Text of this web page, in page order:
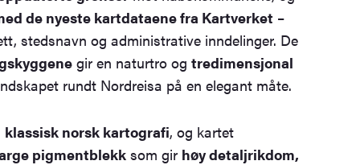
de nyeste kartdataene fra Kartverket–
stedsnavn og administrative inndelinger. De
gir en naturtro og tredimensjonal
rundt Nordreisa på en elegant måte.
klassisk norsk kartografi, og kartet
pigmentblekksom gir høy detaljrikdom,